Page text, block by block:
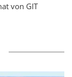
von GIT